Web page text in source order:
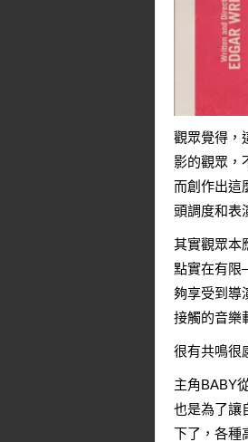
觀眾覺得，
影的觀眾，
而創作出這
頭調度和表
其實觀眾本
點實在有限
夠享受到導
接觸的音樂
很有共鳴很
主角BABY
也是為了讓
下了，各種